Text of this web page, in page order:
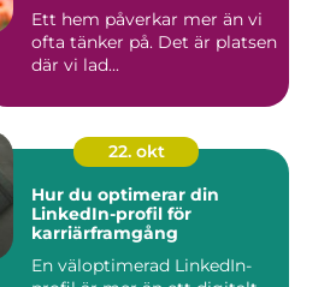
Ett hem påverkar mer än vi
ofta tänker på. Det är platsen
där vi lad...
22. okt
Hur du optimerar din
LinkedIn-profil för
karriärframgång
En väloptimerad LinkedIn-